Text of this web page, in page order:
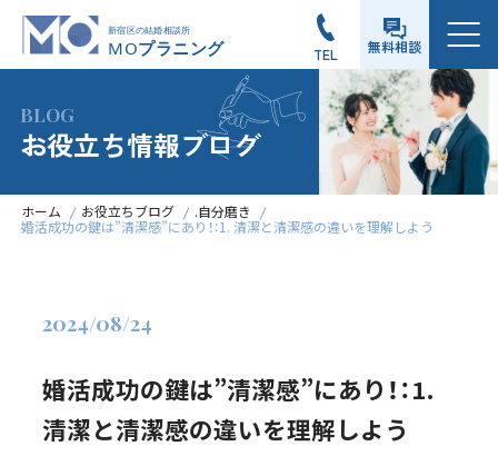
TEL 無料相談
メニュー
BLOG
お役立ち情報ブログ
ホーム お役立ちブログ
.自分磨き
婚活成功の鍵は”清潔感”にあり！：1. 清潔と清潔感の違いを理解しよう
婚活成功の鍵は”清潔感”にあり！：1.
清潔と清潔感の違いを理解しよう
2024/08/24